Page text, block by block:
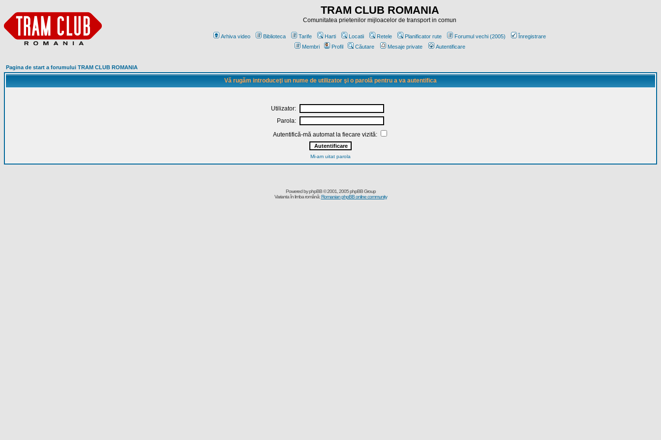
TRAM CLUB ROMANIA
Comunitatea prietenilor mijloacelor de transport in comun
Arhiva video Biblioteca Tarife Harti Locatii Retele Planificator rute Forumul vechi (2005)
Înregistrare
Membri
Profil Căutare Mesaje private Autentificare
Pagina de start a forumului TRAM CLUB ROMANIA
Vă rugăm introduceţi un nume de utilizator şi o parolă pentru a va autentifica
Utilizator:
Parola:
Autentifică-mă automat la fiecare vizită:
Mi-am uitat parola
Powered byphpBB© 2001, 2005 phpBB Group
Varianta în limba română:Romanian phpBB online community